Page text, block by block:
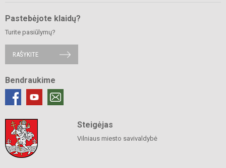
Pastebėjote klaidų?
Turite pasiūlymų?
RAŠYKITE
Bendraukime
Steigėjas
Vilniaus miesto savivaldybė